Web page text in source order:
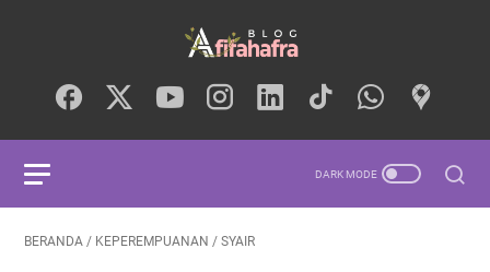
BERANDA / KEPEREMPUANAN / SYAIR